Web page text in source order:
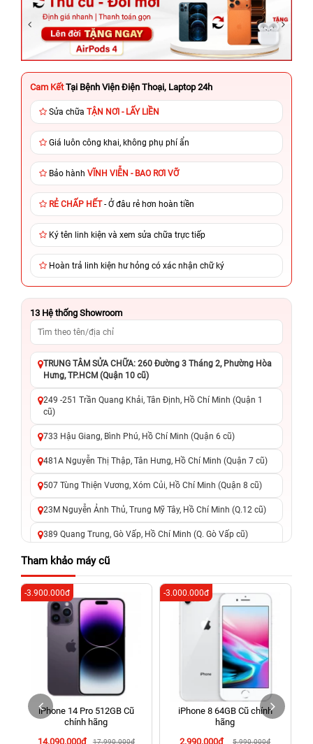
Cam Kết Tại Bệnh Viện Điện Thoại, Laptop 24h
Sửa chữa TẬN NƠI - LẤY LIỀN
Giá luôn công khai, không phụ phí ẩn
Bảo hành VĨNH VIỄN - BAO RƠI VỠ
RẺ CHẤP HẾT- Ở đâu rẻ hơn hoàn tiền
Ký tên linh kiện và xem sửa chữa trực tiếp
Hoàn trả linh kiện hư hỏng có xác nhận chữ ký
13 Hệ thống Showroom
TRUNG TÂM SỬA CHỮA: 260 Đường 3 Tháng 2, Phường Hòa
Hưng, TP.HCM (Quận 10 cũ)
249 -251 Trần Quang Khải, Tân Định, Hồ Chí Minh (Quận 1
cũ)
733 Hậu Giang, Bình Phú, Hồ Chí Minh (Quận 6 cũ)
481A Nguyễn Thị Thập, Tân Hưng, Hồ Chí Minh (Quận 7 cũ)
507 Tùng Thiện Vương, Xóm Củi, Hồ Chí Minh (Quận 8 cũ)
23M Nguyễn Ảnh Thủ, Trung Mỹ Tây, Hồ Chí Minh (Q.12 cũ)
389 Quang Trung, Gò Vấp, Hồ Chí Minh (Q. Gò Vấp cũ)
625 - 625A Âu Cơ, Tân Phú, Hồ Chí Minh (Quận Tân Phú cũ)
326 Lê Văn Việt, Tăng Nhơn Phú, Hồ Chí Minh (Q.9 TP. Thủ
Đức cũ)
256 Võ Văn Ngân, Thủ Đức, Hồ Chí Minh (Bình Thọ, TP. Thủ
70 Nguyễn An Ninh, Dĩ An, Hồ Chí Minh (Bình Dương Cũ)
24h Vũng Tàu: 162A Ba Cu, Vũng Tàu, Hồ Chí Minh (TP. Vũng
Tàu cũ)
198 Hoàng Văn Thụ, Tân Sơn Nhất, Hồ Chí Minh (Tân Bình
Tham khảo máy cũ
iPhone 14 Pro 512GB Cũ
chính hãng
14.090.000đ
17.990.000đ
-3.900.000đ
iPhone 8 64GB Cũ chính
hãng
2.990.000đ
5.990.000đ
-3.000.000đ